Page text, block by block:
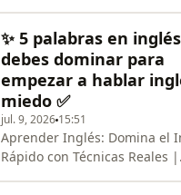
capacidad de pensar en
Avanzados La revolución para
aprender inglés ha
no es solo otro podcast de
inglés. Es una experiencia
para transformar tu mente en
traductor español inglés
donde cada episodio acelera
capacidad de pensar en
✨ 5 palabras en
debes dominar para
empezar a hablar
miedo ✅
jul. 9, 2026 15:51
Aprender Inglés: Domina el
Rápido con Técnicas Reales |